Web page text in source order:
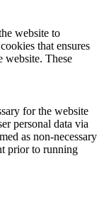
website to
that ensures
website. These
for the website
personal data via
as non-necessary
prior to running